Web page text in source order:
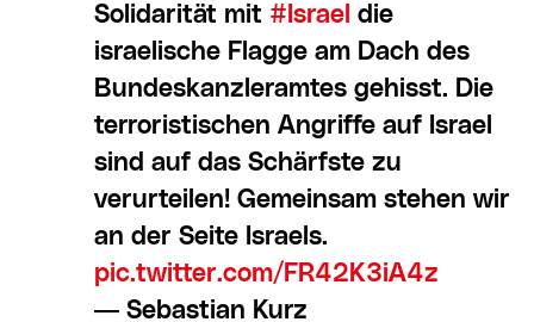
Solidarität mit #Israel die
israelische Flagge am Dach des
Bundeskanzleramtes gehisst. Die
terroristischen Angriffe auf Israel
sind auf das Schärfste zu
verurteilen! Gemeinsam stehen wir
an der Seite Israels.
pic.twitter.com/FR42K3iA4z
— Sebastian Kurz